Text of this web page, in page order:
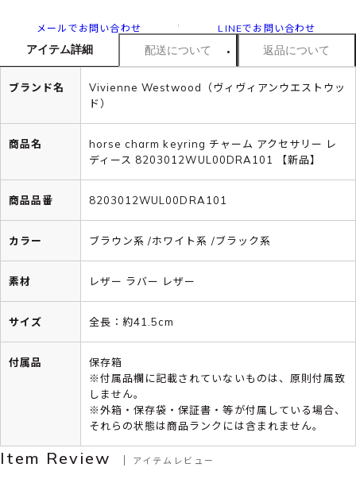
メールでお問い合わせ LINEでお問い合わせ
アイテム詳細 配送について 返品について
ブランド名
Vivienne Westwood（ヴィヴィアンウエストウッ
ド）
商品名
horse charm keyring チャーム アクセサリー レ
ディース 8203012WUL00DRA101 【新品】
商品品番 8203012WUL00DRA101
カラー ブラウン系 /ホワイト系 /ブラック系
素材 レザー ラバー レザー
サイズ 全長：約41.5cm
付属品
保存箱
※付属品欄に記載されていないものは、原則付属致
しません。
※外箱・保存袋・保証書・等が付属している場合、
それらの状態は商品ランクには含まれません。
Item Review アイテムレビュー